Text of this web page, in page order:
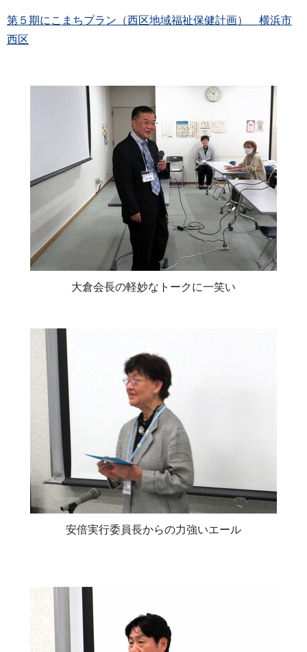
第５期にこまちプラン（西区地域福祉保健計画） 横浜市
西区
大倉会長の軽妙なトークに一笑い
安倍実行委員長からの力強いエール